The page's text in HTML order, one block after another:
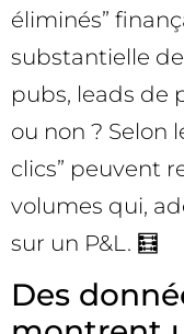
éliminés”
substantielle
pubs, leads de
ou non ? Selon
clics” peuvent
volumes qui,
sur un P&L. 🧮
Des